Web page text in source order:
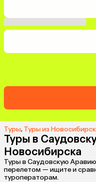
Туры, Туры из
Туры в
Новосибирска
Туры в Саудовскую
перелетом — ищите и
туроператорам.